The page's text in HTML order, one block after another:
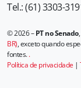
Tel.: (61) 3303-
© 2026 –PT no Senado
BR), exceto quando
fontes..
Política de privacidade |